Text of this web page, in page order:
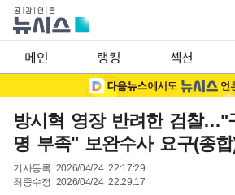
메인 랭킹 섹션
방시혁 영장 반려한 검찰…"
명 부족" 보완수사 요구(종
기사등록 2026/04/24 22:17:29
최종수정 2026/04/24 22:29:17